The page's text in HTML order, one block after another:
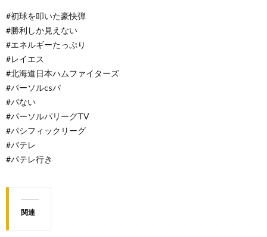
#初球を叩いた豪快弾
#勝利しか見えない
#エネルギーたっぷり
#レイエス
#北海道日本ハムファイターズ
#パーソルcsパ
#パない
#パーソルパリーグTV
#パシフィックリーグ
#パテレ
#パテレ行き
関連